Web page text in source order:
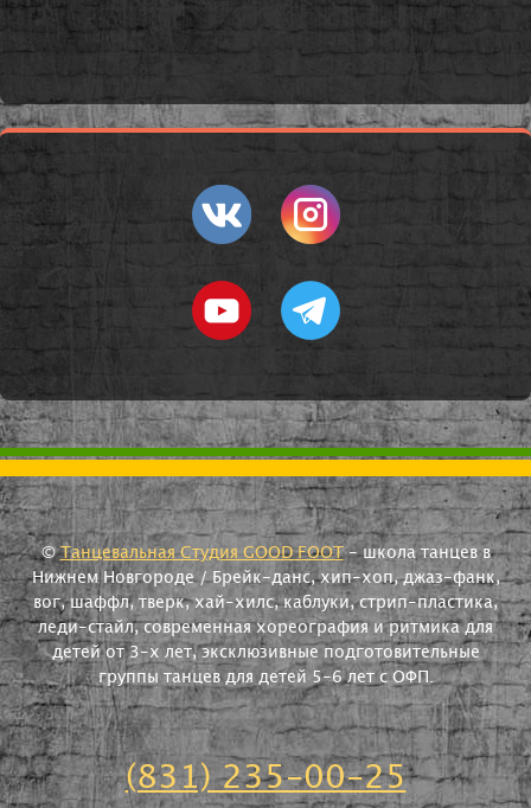
©Танцевальная Студия GOOD FOOT- школа танцев в
Нижнем Новгороде / Брейк-данс, хип-хоп, джаз-фанк,
вог, шаффл, тверк, хай-хилс, каблуки, стрип-пластика,
леди-стайл, современная хореография и ритмика для
детей от 3-х лет, эксклюзивные подготовительные
группы танцев для детей 5-6 лет с ОФП.
(831) 235-00-25